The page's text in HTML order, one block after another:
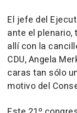
El jefe del
ante el
allí con la
CDU, Angela
caras tan sólo
motivo del